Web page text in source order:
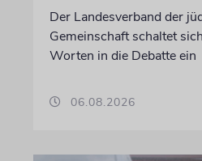
Der Landesverband der
Gemeinschaft schaltet
Worten in die Debatte ein
06.08.2026